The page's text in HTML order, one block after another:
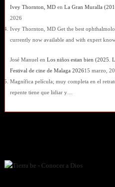
Ivey Thornton, MDen La Gran Muralla
2026
Ivey Thornton, MD Get the best
currently now available and with expert
José Manuel en Los niños estan bien (2025.
Festival de cine de Malaga 202615 marzo,
Magnífica película; muy completa en el
repente tiene que lidiar y…